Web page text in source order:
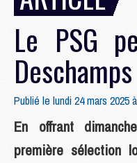
Le PSG
Deschamps
Publié le lundi 24 mars 2025
En offrant
première sélection